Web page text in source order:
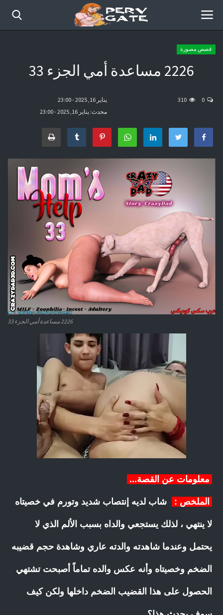
الرئيسية
موقع عرب سكس كوميكس
قصص مصورة
2226 مساعدة أمي الجزء 33
يناير 16, 2025 - 23:00
محدث: يناير 16, 2025 - 23:00
0
310
2226 مساعدة أمي الجزء 33
معلومات عن القصة...
الملخص : شاب لديه إنتصاب شديد وتورم في خصيتاه
لا ينتهي ، لذلك يستجعي والداه بسبب الألم الذي لا
يحتمل وعندما شاهدته والدته عاري وشاهدة حجم قضيبه
الضخم وخصيتاه وأنه عكس والده تماماً أصبحت تشتهي
الحصول على هذا القضيب الضخم داخلها ولكن كيف